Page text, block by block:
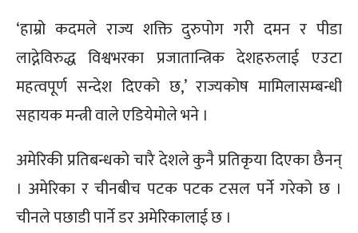
‘हाम्रो कदमले राज्य शक्ति दुरुपोग गरी दमन र पीडा
लाद्नेविरुद्ध विश्वभरका प्रजातान्त्रिक देशहरुलाई एउटा
महत्वपूर्ण सन्देश दिएको छ,’ राज्यकोष मामिलासम्बन्धी
सहायक मन्त्री वाले एडियेमोले भने ।
अमेरिकी प्रतिबन्धको चारै देशले कुनै प्रतिकृया दिएका छैनन्
। अमेरिका र चीनबीच पटक पटक टसल पर्ने गरेको छ ।
चीनले पछाडी पार्ने डर अमेरिकालाई छ ।